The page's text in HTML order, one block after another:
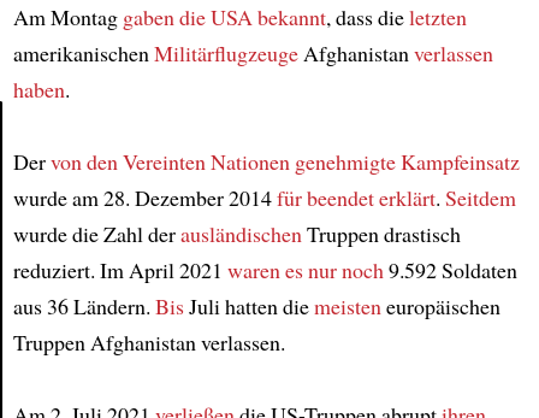
Article
Am Montag gaben die USA bekannt, dass dieletzten
amerikanischen MilitärflugzeugeAfghanistan verlassen
haben.
Dervon den Vereinten Nationen genehmigte Kampfeinsatz
wurde am 28. Dezember 2014für beendet erklärt. Seitdem
wurde die Zahl derausländischen Truppen drastisch
reduziert. Im April 2021 waren es nur noch 9.592 Soldaten
aus 36 Ländern. BisJuli hatten diemeisten europäischen
Truppen Afghanistan verlassen.